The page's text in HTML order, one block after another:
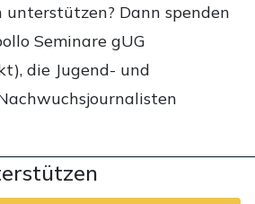
unterstützen? Dann spenden
Seminare gUG
die Jugend- und